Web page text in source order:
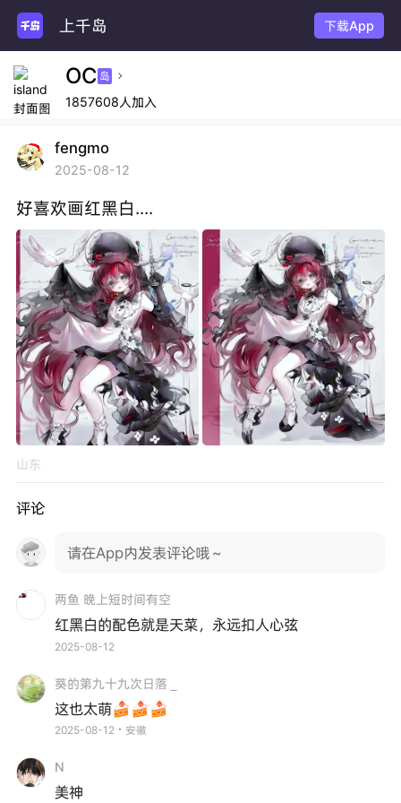
上千岛 下载App
OC 岛 
1857608人加入
fengmo
2025-08-12
好喜欢画红黑白....
山东
评论
请在App内发表评论哦～
两鱼 晚上短时间有空
红黑白的配色就是天菜，永远扣人心弦
2025-08-12
葵的第九十九次日落＿
这也太萌🍰🍰🍰
2025-08-12・安徽
N
美神